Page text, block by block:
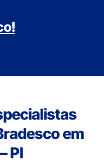
em
PI